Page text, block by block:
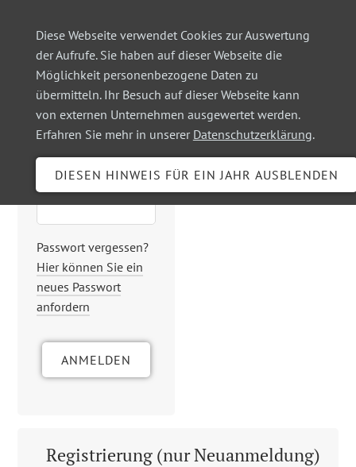
Diese Webseite verwendet Cookies zur Auswertung
der Aufrufe. Sie haben auf dieser Webseite die
Möglichkeit personenbezogene Daten zu
übermitteln. Ihr Besuch auf dieser Webseite kann
von externen Unternehmen ausgewertet werden.
Erfahren Sie mehr in unserer Datenschutzerklärung.
Login
Benutzername
Passwort
Passwort vergessen?
Hier können Sie ein
neues Passwort
anfordern
ANMELDEN
Registrierung (nur Neuanmeldung)